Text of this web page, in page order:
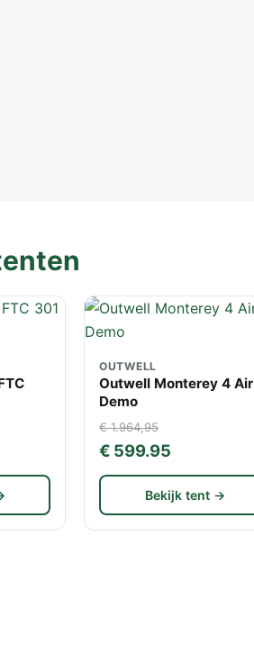
OUTWELL
Outwell Monterey 4 Air
Demo
€ 1.964,95
€ 599.95
Bekijk tent →